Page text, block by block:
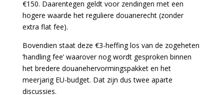
€150. Daarentegen geldt voor zendingen met een
hogere waarde het reguliere douanerecht (zonder
extra flat fee).
Bovendien staat deze €3-heffing los van de zogeheten
‘handling fee’ waarover nog wordt gesproken binnen
het bredere douanehervormingspakket en het
meerjarig EU-budget. Dat zijn dus twee aparte
discussies.